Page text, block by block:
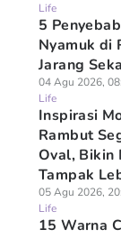
Life
5
Nyamuk di
Jarang
04 Agu 2026,
Life
Inspirasi
Rambut
Oval, Bikin
Tampak
05 Agu 2026,
Life
15 Warna